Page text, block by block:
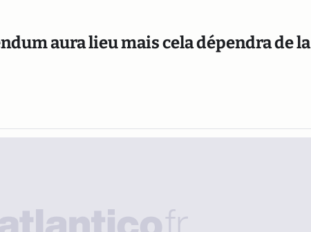
aura lieu mais cela dépendra de la